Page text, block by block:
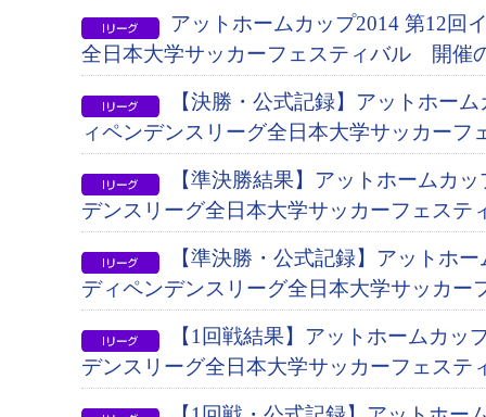
アットホームカップ2014 第12回
全日本大学サッカーフェスティバル 開催
【決勝・公式記録】アットホー
ィペンデンスリーグ全日本大学サッカーフ
【準決勝結果】アットホームカ
デンスリーグ全日本大学サッカーフェステ
【準決勝・公式記録】アットホ
ディペンデンスリーグ全日本大学サッカー
【1回戦結果】アットホームカッ
デンスリーグ全日本大学サッカーフェステ